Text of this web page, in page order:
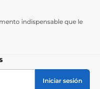
ilustrativas.
indispensable que le
Iniciar sesión